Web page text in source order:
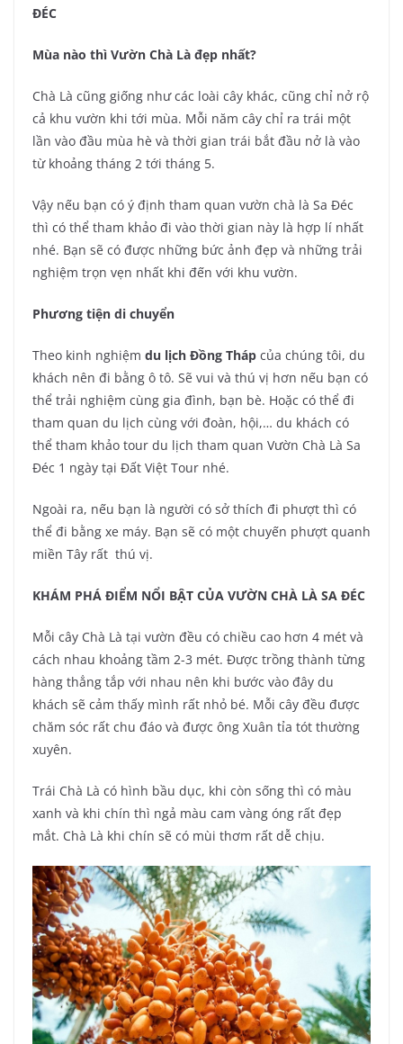
ĐÉC
Mùa nào thì Vườn Chà Là đẹp nhất?
Chà Là cũng giống như các loài cây khác, cũng chỉ nở rộ
cả khu vườn khi tới mùa. Mỗi năm cây chỉ ra trái một
lần vào đầu mùa hè và thời gian trái bắt đầu nở là vào
từ khoảng tháng 2 tới tháng 5.
Vậy nếu bạn có ý định tham quan vườn chà là Sa Đéc
thì có thể tham khảo đi vào thời gian này là hợp lí nhất
nhé. Bạn sẽ có được những bức ảnh đẹp và những trải
nghiệm trọn vẹn nhất khi đến với khu vườn.
Phương tiện di chuyển
Theo kinh nghiệm du lịch Đồng Tháp của chúng tôi, du
khách nên đi bằng ô tô. Sẽ vui và thú vị hơn nếu bạn có
thể trải nghiệm cùng gia đình, bạn bè. Hoặc có thể đi
tham quan du lịch cùng với đoàn, hội,… du khách có
thể tham khảo tour du lịch tham quan Vườn Chà Là Sa
Đéc 1 ngày tại Đất Việt Tour nhé.
Ngoài ra, nếu bạn là người có sở thích đi phượt thì có
thể đi bằng xe máy. Bạn sẽ có một chuyến phượt quanh
miền Tây rất thú vị.
KHÁM PHÁ ĐIỂM NỔI BẬT CỦA VƯỜN CHÀ LÀ SA ĐÉC
Mỗi cây Chà Là tại vườn đều có chiều cao hơn 4 mét và
cách nhau khoảng tầm 2-3 mét. Được trồng thành từng
hàng thẳng tắp với nhau nên khi bước vào đây du
khách sẽ cảm thấy mình rất nhỏ bé. Mỗi cây đều được
chăm sóc rất chu đáo và được ông Xuân tỉa tót thường
xuyên.
Trái Chà Là có hình bầu dục, khi còn sống thì có màu
xanh và khi chín thì ngả màu cam vàng óng rất đẹp
mắt. Chà Là khi chín sẽ có mùi thơm rất dễ chịu.